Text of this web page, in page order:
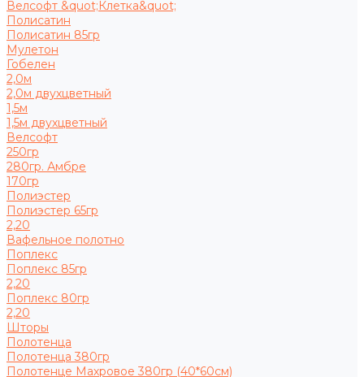
Велсофт &quot;Клетка&quot;
Полисатин
Полисатин 85гр
Мулетон
Гобелен
2,0м
2,0м двухцветный
1,5м
1,5м двухцветный
Велсофт
250гр
280гр. Амбре
170гр
Полиэстер
Полиэстер 65гр
2,20
Вафельное полотно
Поплекс
Поплекс 85гр
2,20
Поплекс 80гр
2,20
Шторы
Полотенца
Полотенца 380гр
Полотенце Махровое 380гр (40*60см)